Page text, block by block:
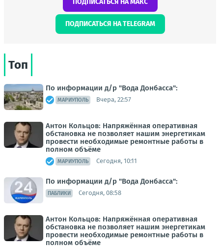
ПОДПИСАТЬСЯ НА TELEGRAM
Топ
По информации д/р "Вода Донбасса":
МАРИУПОЛЬ Вчера, 22:57
Антон Кольцов: Напряжённая оперативная
обстановка не позволяет нашим энергетикам
провести необходимые ремонтные работы в
полном объёме
МАРИУПОЛЬ Сегодня, 10:11
По информации д/р "Вода Донбасса":
ПАБЛИКИ Сегодня, 08:58
Антон Кольцов: Напряжённая оперативная
обстановка не позволяет нашим энергетикам
провести необходимые ремонтные работы в
полном объёме